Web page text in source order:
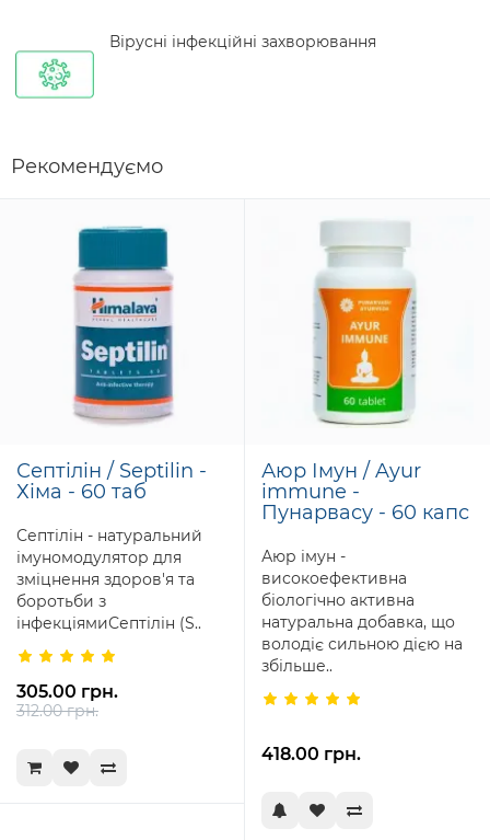
Вірусні інфекційні захворювання
Рекомендуємо
Септілін / Septilin -
Хіма - 60 таб
Септілін - натуральний
імуномодулятор для
зміцнення здоров'я та
боротьби з
інфекціямиСептілін (S..
305.00 грн.
312.00 грн.
Аюр Імун / Ayur
immune -
Пунарвасу - 60 капс
Аюр імун -
високоефективна
біологічно активна
натуральна добавка, що
володіє сильною дією на
збільше..
418.00 грн.